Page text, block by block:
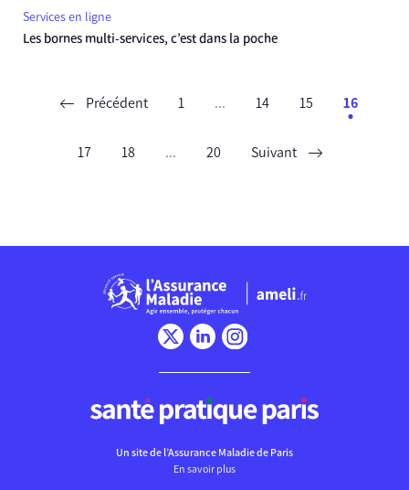
Services en ligne
Les bornes multi-services, c’est dans la poche
Précédent 1 ... 14 15 16
17 18 ... 20 Suivant
Un site de l’Assurance Maladie de Paris
En savoir plus